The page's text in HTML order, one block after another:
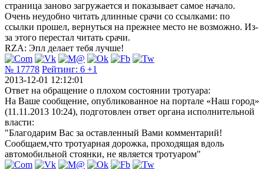
страница заново загружается и показывает самое начало.
Очень неудобно читать длинные срачи со ссылками: по
ссылки прошел, вернуться на прежнее место не возможно. Из-
за этого перестал читать срачи.
RZA: Эпл делает тебя лучше!
№ 17778 Рейтинг: 6 +1
2013-12-01 12:12:01
Ответ на обращение о плохом состоянии тротуара:
На Ваше сообщение, опубликованное на портале «Наш город»
(11.11.2013 10:24), подготовлен ответ органа исполнительной
власти:
"Благодарим Вас за оставленный Вами комментарий!
Сообщаем,что тротуарная дорожка, проходящая вдоль
автомобильной стоянки, не является тротуаром"